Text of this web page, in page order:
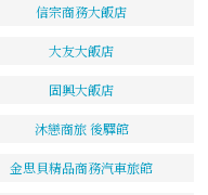
信宗商務大飯店
大友大飯店
固興大飯店
沐戀商旅 後驛館
金思貝精品商務汽車旅館